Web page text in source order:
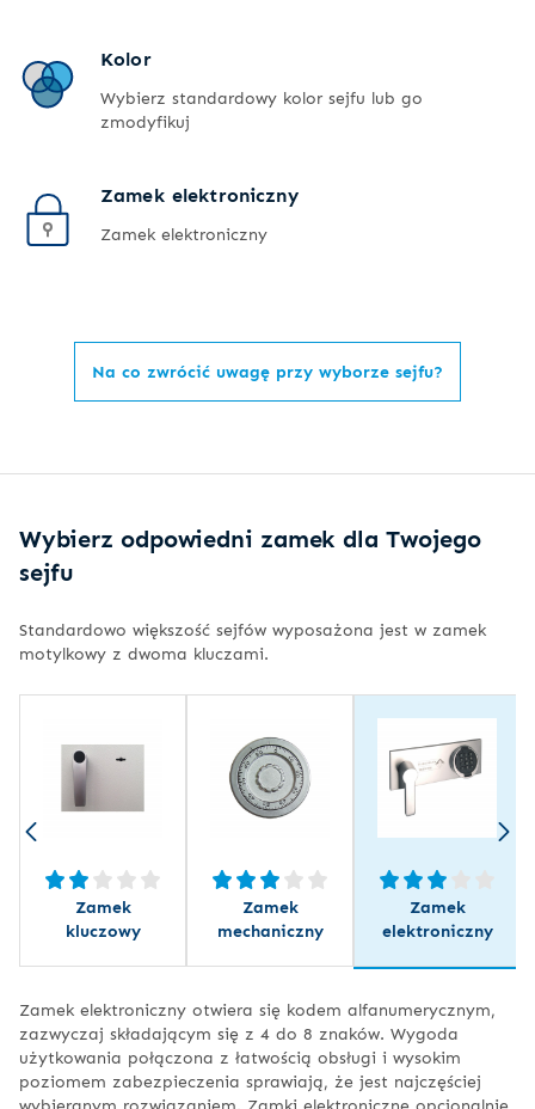
Kolor
Wybierz standardowy kolor sejfu lub go
zmodyfikuj
Zamek elektroniczny
Zamek elektroniczny
Na co zwrócić uwagę przy wyborze sejfu?
Wybierz odpowiedni zamek dla Twojego
sejfu
Standardowo większość sejfów wyposażona jest w zamek
motylkowy z dwoma kluczami.
Zamek
kluczowy
Zamek
mechaniczny
Zamek
elektroniczny
Zamek elektroniczny otwiera się kodem alfanumerycznym,
zazwyczaj składającym się z 4 do 8 znaków. Wygoda
użytkowania połączona z łatwością obsługi i wysokim
poziomem zabezpieczenia sprawiają, że jest najczęściej
wybieranym rozwiązaniem. Zamki elektroniczne opcjonalnie